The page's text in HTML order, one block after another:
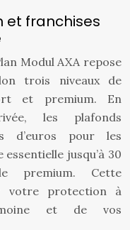
et franchises
Modul AXA repose
trois niveaux de
et premium. En
les plafonds
d’euros pour les
jusqu’à 30
premium. Cette
votre protection à
et de vos